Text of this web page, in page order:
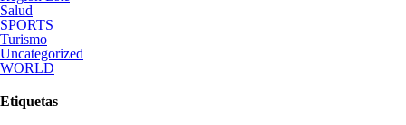
Salud
SPORTS
Turismo
Uncategorized
WORLD
Etiquetas